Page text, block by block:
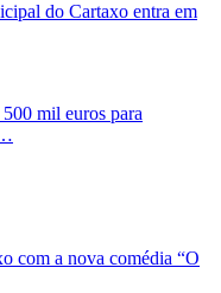
do Cartaxo entra em
mil euros para
com a nova comédia “O